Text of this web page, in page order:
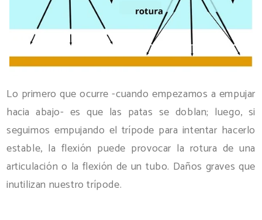
Lo primero que ocurre -cuando empezamos a empujar
hacia abajo- es que las patas se doblan; luego, si
seguimos empujando el trípode para intentar hacerlo
estable, la flexión puede provocar la rotura de una
articulación o la flexión de un tubo. Daños graves que
inutilizan nuestro trípode.